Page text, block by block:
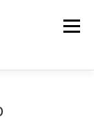
Menu